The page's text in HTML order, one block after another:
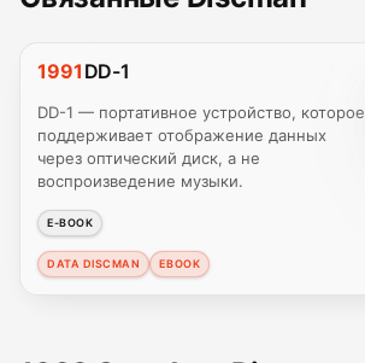
1991 DD-1
DD-1 — портативное устройство, которое
поддерживает отображение данных
через оптический диск, а не
воспроизведение музыки.
E-BOOK
DATA DISCMAN EBOOK